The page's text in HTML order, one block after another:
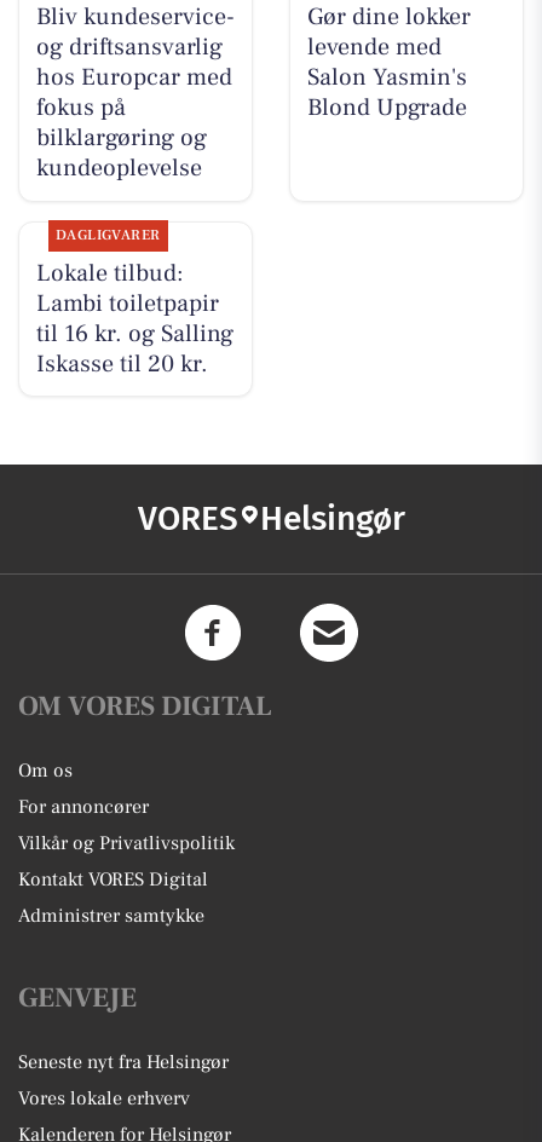
Bliv kundeservice-
og driftsansvarlig
hos Europcar med
fokus på
bilklargøring og
kundeoplevelse
Gør dine lokker
levende med
Salon Yasmin's
Blond Upgrade
DAGLIGVARER
Lokale tilbud:
Lambi toiletpapir
til 16 kr. og Salling
Iskasse til 20 kr.
VORES Helsingør
OM VORES DIGITAL
Om os
For annoncører
Vilkår og Privatlivspolitik
Kontakt VORES Digital
Administrer samtykke
GENVEJE
Seneste nyt fra Helsingør
Vores lokale erhverv
Kalenderen for Helsingør